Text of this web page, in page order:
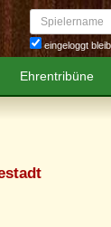
Spielername
eingeloggt
Ehrentribüne